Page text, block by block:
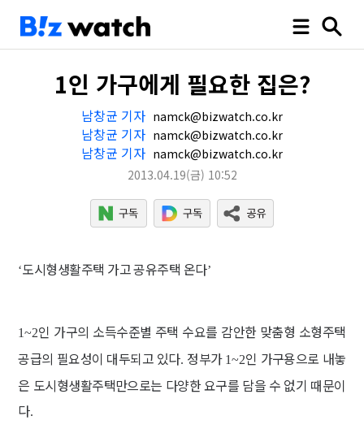
1인 가구에게 필요한 집은?
남창균 기자 namck@bizwatch.co.kr
남창균 기자 namck@bizwatch.co.kr
남창균 기자 namck@bizwatch.co.kr
2013.04.19(금) 10:52
‘도시형생활주택 가고 공유주택 온다’
1~2인 가구의 소득수준별 주택 수요를 감안한 맞춤형 소형주택
공급의 필요성이 대두되고 있다. 정부가 1~2인 가구용으로 내놓
은 도시형생활주택만으로는 다양한 요구를 담을 수 없기 때문이
다.